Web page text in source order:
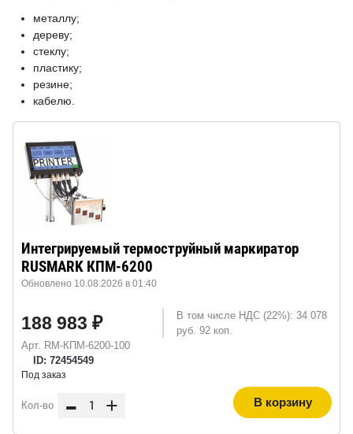
металлу;
дереву;
стеклу;
пластику;
резине;
кабелю.
Арт. RM-КПМ-6200-100
ID: 72454549
Интегрируемый термоструйный маркиратор
RUSMARK КПМ-6200
Обновлено 10.08.2026 в 01:40
188 983 ₽
В том числе НДС (22%): 34 078
руб. 92 коп.
Под заказ
Кол-во - + В корзину